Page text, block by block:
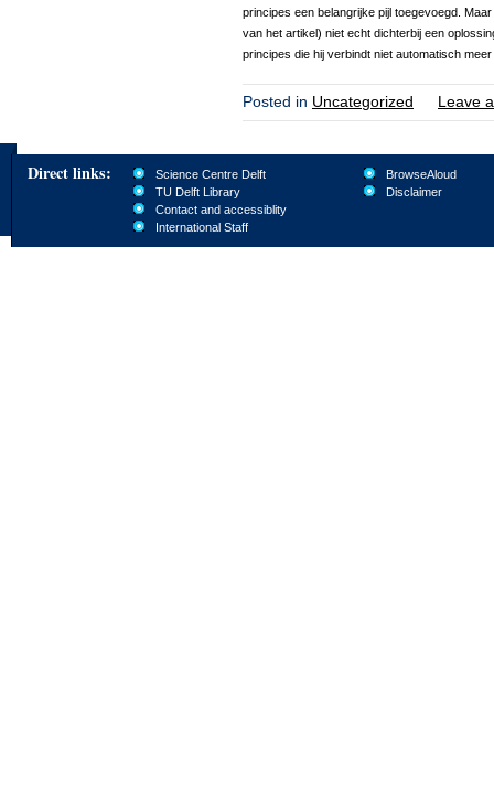
principes een belangrijke pijl toegevoegd.
van het artikel) niet echt dichterbij een
principes die hij verbindt niet automatisch
Posted in Uncategorized Leave
Direct links:
Science Centre Delft
TU Delft Library
Contact and accessiblity
International Staff
BrowseAloud
Disclaimer